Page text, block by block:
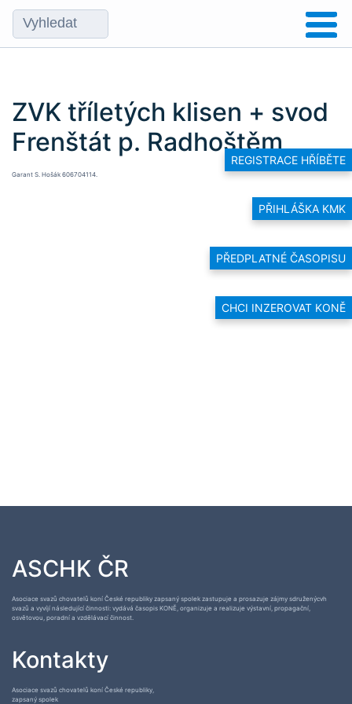
REGISTRACE HŘÍBĚTE
PŘIHLÁŠKA KMK
PŘEDPLATNÉ ČASOPISU
CHCI INZEROVAT KONĚ
ZVK tříletých klisen + svod
Frenštát p. Radhoštěm
Garant S. Hošák 606704114.
ASCHK ČR
Asociace svazů chovatelů koní České republiky zapsaný spolek zastupuje a prosazuje zájmy sdruženýcvh
svazů a vyvíjí následující činnosti: vydává časopis KONĚ, organizuje a realizuje výstavní, propagační,
osvětovou, poradní a vzdělávací činnost.
Kontakty
Asociace svazů chovatelů koní České republiky,
zapsaný spolek